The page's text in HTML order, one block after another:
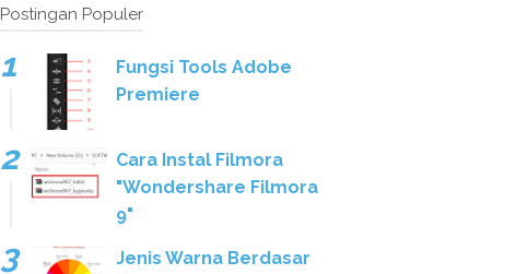
Postingan Populer
Fungsi Tools Adobe
Premiere
Cara Instal Filmora
"Wondershare Filmora
9"
Jenis Warna Berdasar